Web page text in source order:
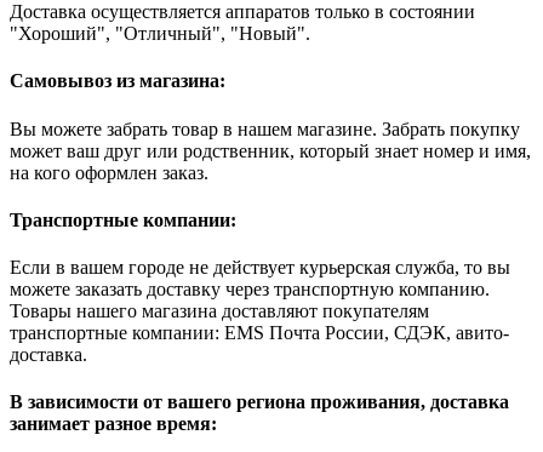
Доставка осуществляется аппаратов только в состоянии
"Хороший", "Отличный", "Новый".
Самовывоз из магазина:
Вы можете забрать товар в нашем магазине. Забрать покупку
может ваш друг или родственник, который знает номер и имя,
на кого оформлен заказ.
Транспортные компании:
Если в вашем городе не действует курьерская служба, то вы
можете заказать доставку через транспортную компанию.
Товары нашего магазина доставляют покупателям
транспортные компании: EMS Почта России, СДЭК, авито-
доставка.
В зависимости от вашего региона проживания, доставка
занимает разное время: